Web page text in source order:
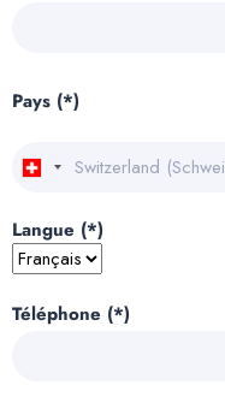
Pays (*)
Langue (*)
Téléphone (*)